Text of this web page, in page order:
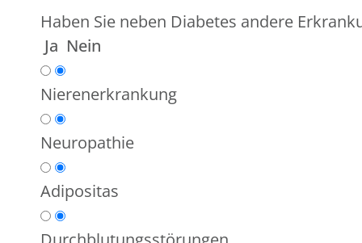
Haben Sie neben Diabetes andere
Ja Nein
Nierenerkrankung
Neuropathie
Adipositas